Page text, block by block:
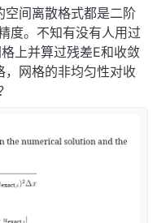
间离散格式都是二阶
度。不知有没有人用过
上并算过残差E和收敛
，网格的非均匀性对收